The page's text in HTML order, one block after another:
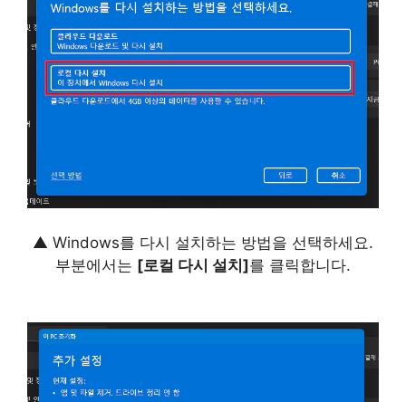
▲ Windows를 다시 설치하는 방법을 선택하세요.
부분에서는 [로컬 다시 설치]를 클릭합니다.